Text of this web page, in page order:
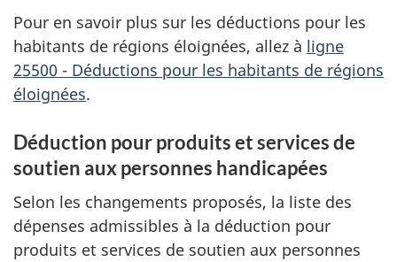
Pour en savoir plus sur les déductions pour les
habitants de régions éloignées, allez à ligne
25500 - Déductions pour les habitants de régions
éloignées.
Déduction pour produits et services de
soutien aux personnes handicapées
Selon les changements proposés, la liste des
dépenses admissibles à la déduction pour
produits et services de soutien aux personnes